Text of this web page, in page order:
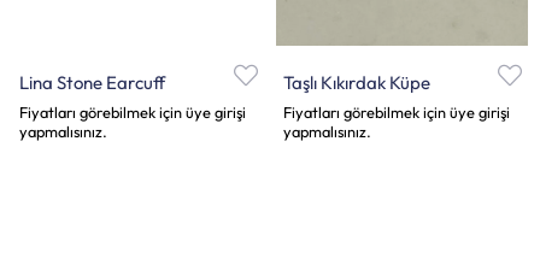
Lina Stone Earcuff
Fiyatları görebilmek için üye girişi
yapmalısınız.
Taşlı Kıkırdak Küpe
Fiyatları görebilmek için üye girişi
yapmalısınız.